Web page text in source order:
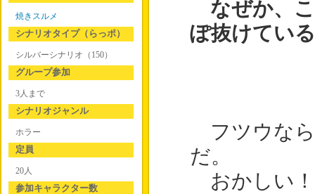
なぜか、
ぽ抜けてい
フツウなら
だ。
おかしい
焼きスルメ
シナリオタイプ（らっポ）
シルバーシナリオ（150）
グループ参加
3人まで
シナリオジャンル
ホラー
定員
20人
参加キャラクター数